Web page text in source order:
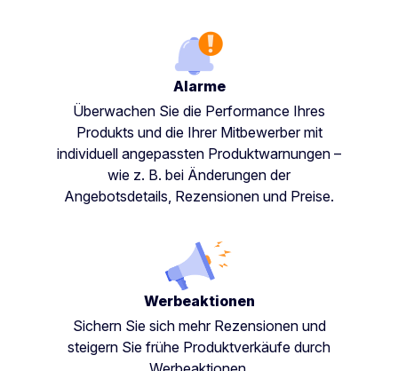
Alarme
Überwachen Sie die Performance Ihres
Produkts und die Ihrer Mitbewerber mit
individuell angepassten Produktwarnungen –
wie z. B. bei Änderungen der
Angebotsdetails, Rezensionen und Preise.
Werbeaktionen
Sichern Sie sich mehr Rezensionen und
steigern Sie frühe Produktverkäufe durch